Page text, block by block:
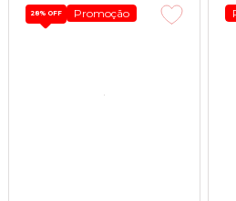
28% OFF Promoção